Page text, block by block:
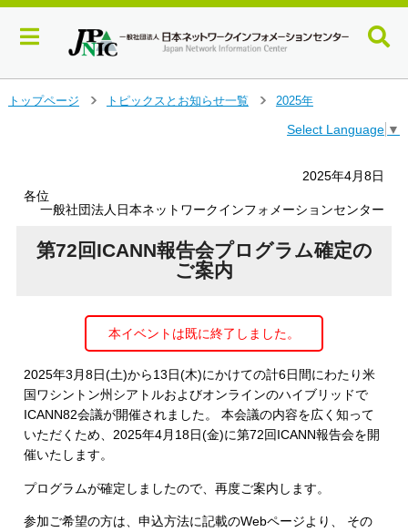
トップページ
トピックスとお知らせ一覧
2025年
Select Language ▼
2025年4月8日
各位
一般社団法人日本ネットワークインフォメーションセンター
第72回ICANN報告会プログラム確定の
ご案内
本イベントは既に終了しました。
2025年3月8日(土)から13日(木)にかけての計6日間にわたり米
国ワシントン州シアトルおよびオンラインのハイブリッドで
ICANN82会議が開催されました。 本会議の内容を広く知って
いただくため、2025年4月18日(金)に第72回ICANN報告会を開
催いたします。
プログラムが確定しましたので、再度ご案内します。
参加ご希望の方は、申込方法に記載のWebページより、 その